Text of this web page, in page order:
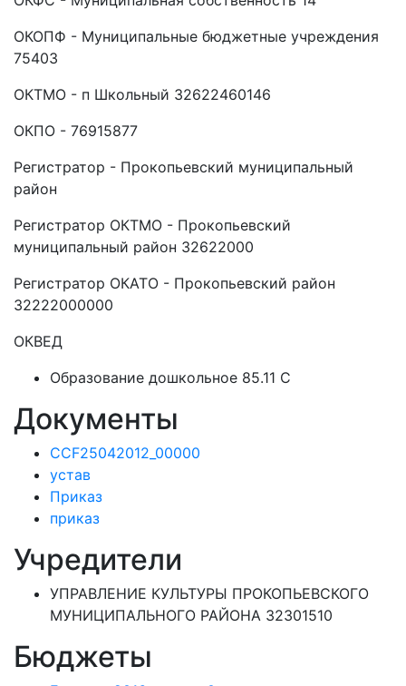
ОКОПФ - Муниципальные бюджетные учреждения
75403
ОКТМО - п Школьный 32622460146
ОКПО - 76915877
Регистратор - Прокопьевский муниципальный
район
Регистратор ОКТМО - Прокопьевский
муниципальный район 32622000
Регистратор ОКАТО - Прокопьевский район
32222000000
ОКВЕД
Образование дошкольное 85.11 C
Документы
CCF25042012_00000
устав
Приказ
приказ
Учредители
УПРАВЛЕНИЕ КУЛЬТУРЫ ПРОКОПЬЕВСКОГО
МУНИЦИПАЛЬНОГО РАЙОНА 32301510
Бюджеты